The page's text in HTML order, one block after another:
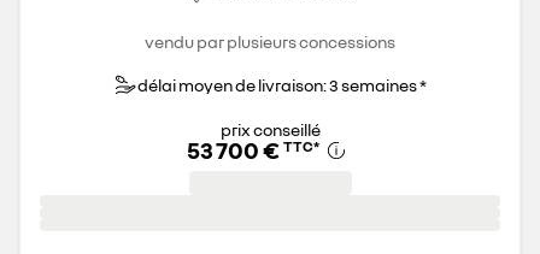
vendu par plusieurs concessions
délai moyen de livraison: 3 semaines *
prix conseillé
53 700 € TTC*